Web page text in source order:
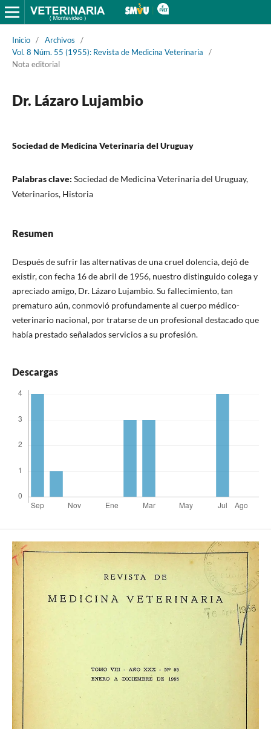
Inicio / Archivos
/
Vol. 8 Núm. 55 (1955): Revista de Medicina Veterinaria
/
Nota editorial
Dr. Lázaro Lujambio
Sociedad de Medicina Veterinaria del Uruguay
Palabras clave: Sociedad de Medicina Veterinaria del Uruguay,
Veterinarios, Historia
Resumen
Después de sufrir las alternativas de una cruel dolencia, dejó de
existir, con fecha 16 de abril de 1956, nuestro distinguido colega y
apreciado amigo, Dr. Lázaro Lujambio. Su fallecimiento, tan
prematuro aún, conmovió profundamente al cuerpo médico-
veterinario nacional, por tratarse de un profesional destacado que
había prestado señalados servicios a su profesión.
Descargas